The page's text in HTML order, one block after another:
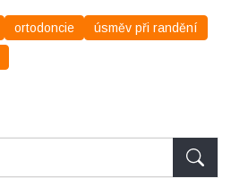
ortodoncie úsměv při randění